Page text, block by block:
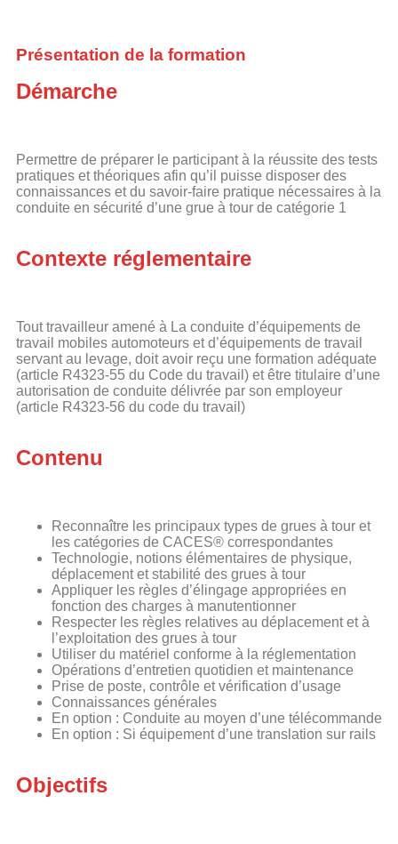
Présentation de la formation
Démarche
Permettre de préparer le participant à la réussite des tests
pratiques et théoriques afin qu’il puisse disposer des
connaissances et du savoir-faire pratique nécessaires à la
conduite en sécurité d’une grue à tour de catégorie 1
Contexte réglementaire
Tout travailleur amené à La conduite d’équipements de
travail mobiles automoteurs et d’équipements de travail
servant au levage, doit avoir reçu une formation adéquate
(article R4323-55 du Code du travail) et être titulaire d’une
autorisation de conduite délivrée par son employeur
(article R4323-56 du code du travail)
Contenu
Reconnaître les principaux types de grues à tour et
les catégories de CACES® correspondantes
Technologie, notions élémentaires de physique,
déplacement et stabilité des grues à tour
Appliquer les règles d’élingage appropriées en
fonction des charges à manutentionner
Respecter les règles relatives au déplacement et à
l’exploitation des grues à tour
Utiliser du matériel conforme à la réglementation
Opérations d’entretien quotidien et maintenance
Prise de poste, contrôle et vérification d’usage
Connaissances générales
En option : Conduite au moyen d’une télécommande
En option : Si équipement d’une translation sur rails
Objectifs